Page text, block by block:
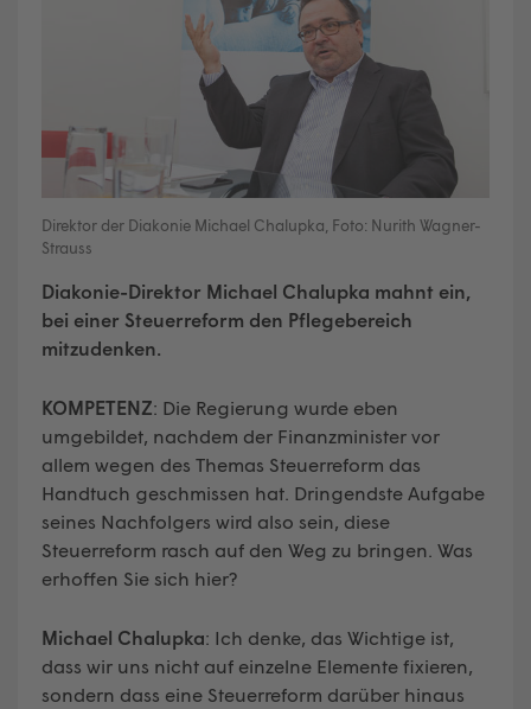
Direktor der Diakonie Michael Chalupka, Foto: Nurith Wagner-
Strauss
Diakonie-Direktor Michael Chalupka mahnt ein,
bei einer Steuerreform den Pflegebereich
mitzudenken.
KOMPETENZ: Die Regierung wurde eben
umgebildet, nachdem der Finanzminister vor
allem wegen des Themas Steuerreform das
Handtuch geschmissen hat. Dringendste Aufgabe
seines Nachfolgers wird also sein, diese
Steuerreform rasch auf den Weg zu bringen. Was
erhoffen Sie sich hier?
Michael Chalupka: Ich denke, das Wichtige ist,
dass wir uns nicht auf einzelne Elemente fixieren,
sondern dass eine Steuerreform darüber hinaus